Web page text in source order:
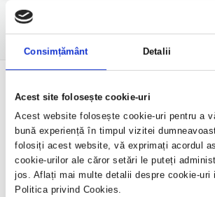
Consimțământ Detalii
Acest site folosește cookie-uri
Acest website folosește cookie-uri pentru a
bună experiență în timpul vizitei
folosiți acest website, vă exprimați acordul
cookie-urilor ale căror setări le puteți
jos. Aflați mai multe detalii despre cookie-uri
Politica privind Cookies.
DESPRE SRD
PROIECTE EDITORIALE
GALERIE REVISTA CONTUL
AUTOR:
N-am găsit nimic
Se pare că nu putem să găsim ceea ce cauți.
ajuta.